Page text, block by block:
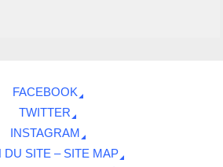
FACEBOOK
TWITTER
INSTAGRAM
DU SITE – SITE MAP